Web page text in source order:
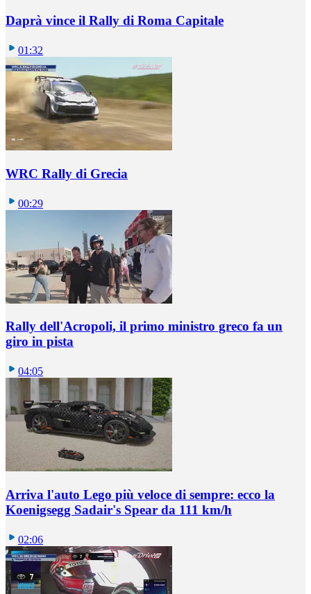
Daprà vince il Rally di Roma Capitale
01:32
WRC Rally di Grecia
00:29
Rally dell'Acropoli, il primo ministro greco fa un
giro in pista
04:05
Arriva l'auto Lego più veloce di sempre: ecco la
Koenigsegg Sadair's Spear da 111 km/h
02:06